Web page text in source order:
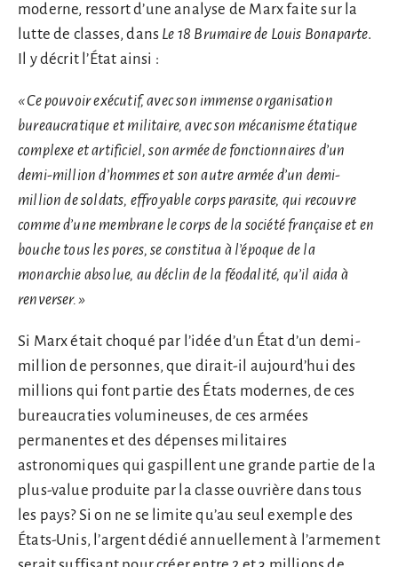
moderne, ressort d’une analyse de Marx faite sur la
lutte de classes, dans Le 18 Brumaire de Louis Bonaparte.
Il y décrit l’État ainsi :
« Ce pouvoir exécutif, avec son immense organisation
bureaucratique et militaire, avec son mécanisme étatique
complexe et artificiel, son armée de fonctionnaires d’un
demi-million d’hommes et son autre armée d’un demi-
million de soldats, effroyable corps parasite, qui recouvre
comme d’une membrane le corps de la société française et en
bouche tous les pores, se constitua à l’époque de la
monarchie absolue, au déclin de la féodalité, qu’il aida à
renverser. »
Si Marx était choqué par l’idée d’un État d’un demi-
million de personnes, que dirait-il aujourd’hui des
millions qui font partie des États modernes, de ces
bureaucraties volumineuses, de ces armées
permanentes et des dépenses militaires
astronomiques qui gaspillent une grande partie de la
plus-value produite par la classe ouvrière dans tous
les pays? Si on ne se limite qu’au seul exemple des
États-Unis, l’argent dédié annuellement à l’armement